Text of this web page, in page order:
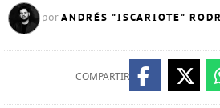
por ANDRÉS "ISCARIOTE"
COMPARTIR